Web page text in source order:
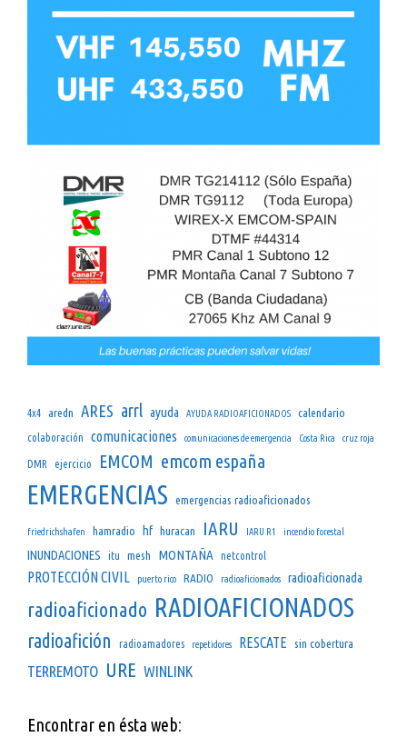
4x4 aredn ARES arrl ayuda AYUDA RADIOAFICIONADOS calendario
colaboración comunicaciones comunicaciones de emergencia Costa Rica cruz roja
DMR ejercicio EMCOM emcom españa
EMERGENCIAS emergencias radioaficionados
friedrichshafen hamradio hf huracan IARU IARU R1 incendio forestal
INUNDACIONES itu mesh MONTAÑA netcontrol
PROTECCIÓN CIVIL puerto rico RADIO radioaficiomados radioaficionada
radioaficionado RADIOAFICIONADOS
radioafición radioamadores repetidores RESCATE sin cobertura
TERREMOTO URE WINLINK
Encontrar en ésta web: